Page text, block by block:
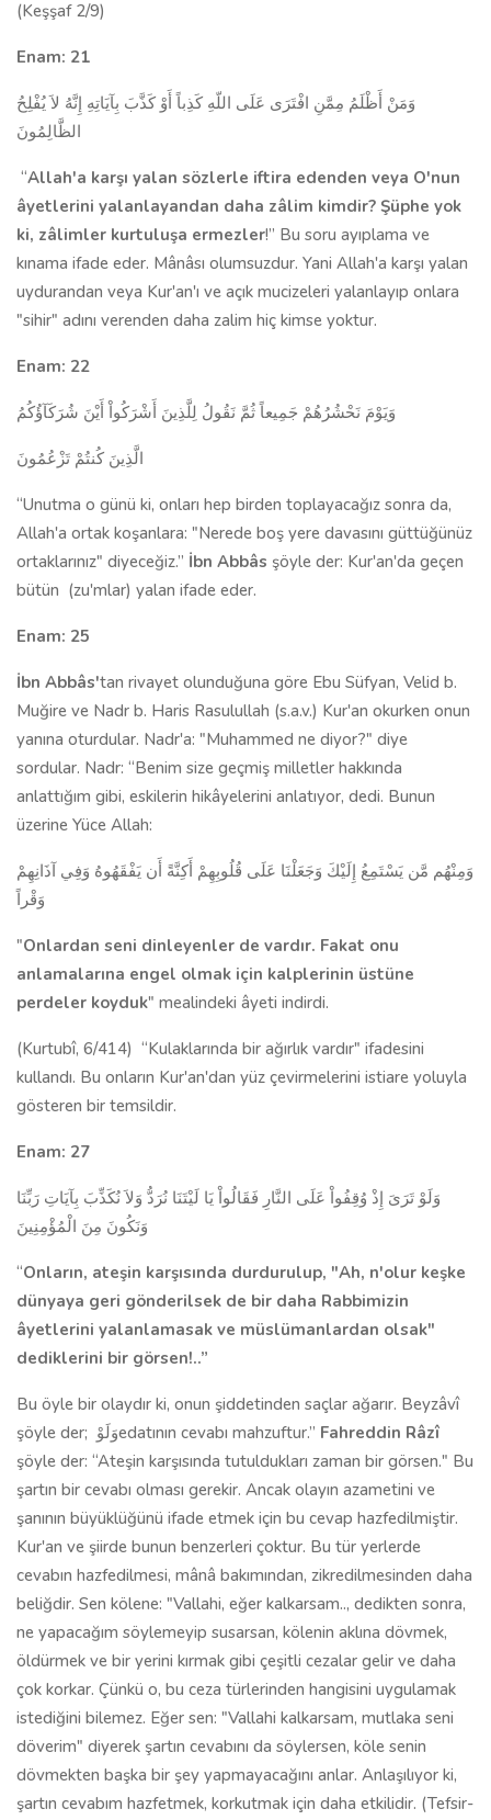
(Keşşaf 2/9)
Enam: 21
وَمَنْ أَظْلَمُ مِمَّنِ افْتَرَى عَلَى اللّهِ كَذِباً أَوْ كَذَّبَ بِآيَاتِهِ إِنَّهُ لاَ يُفْلِحُ
الظَّالِمُونَ
“Allah'a karşı yalan sözlerle iftira edenden ve­ya O'nun
âyetlerini yalanlayandan daha zâlim kimdir? Şüphe yok
ki, zâlimler kurtuluşa ermezler!” Bu soru ayıplama ve
kınama ifade eder. Mânâsı olumsuzdur. Yani Allah'a karşı yalan
uydurandan veya Kur'an'ı ve açık mucizeleri yalanlayıp onlara
"sihir" adını veren­den daha zalim hiç kimse yoktur.
Enam: 22
وَيَوْمَ نَحْشُرُهُمْ جَمِيعاً ثُمَّ نَقُولُ لِلَّذِينَ أَشْرَكُواْ أَيْنَ شُرَكَآؤُكُمُ
الَّذِينَ كُنتُمْ تَزْعُمُونَ
“Unutma o günü ki, onları hep birden toplaya­cağız sonra da,
Allah'a ortak koşanlara: "Nerede boş yere davasını güttüğünüz
ortaklarınız" diyeceğiz.” İbn Abbâs şöyle der: Kur'an'da geçen
bütün (zu'mlar) yalan ifade eder.
Enam: 25
İbn Abbâs'tan rivayet olunduğuna göre Ebu Süfyan, Velid b.
Muğire ve Nadr b. Haris Rasulullah (s.a.v.) Kur'an okurken onun
yanına oturdular. Nadr'a: "Muhammed ne diyor?" diye
sordular. Nadr: “Benim size geçmiş milletler hakkında
anlattığım gibi, eskilerin hikâyelerini anlatıyor, dedi. Bunun
üzerine Yüce Allah:
وَمِنْهُم مَّن يَسْتَمِعُ إِلَيْكَ وَجَعَلْنَا عَلَى قُلُوبِهِمْ أَكِنَّةً أَن يَفْقَهُوهُ وَفِي آذَانِهِمْ
وَقْراً
"Onlardan seni dinleyenler de vardır. Fakat onu
anlamalarına engel olmak için kalplerinin üstüne
perdeler koyduk" mealindeki âyeti indirdi.
(Kurtubî, 6/414) “Kulaklarında bir ağırlık vardır" ifadesini
kullandı. Bu onların Kur'an'dan yüz çevirmelerini istiare yoluyla
gösteren bir temsildir.
Enam: 27
وَلَوْ تَرَىَ إِذْ وُقِفُواْ عَلَى النَّارِ فَقَالُواْ يَا لَيْتَنَا نُرَدُّ وَلاَ نُكَذِّبَ بِآيَاتِ رَبِّنَا
وَنَكُونَ مِنَ الْمُؤْمِنِينَ
“Onların, ateşin karşısında durdurulup, "Ah, n'olur keşke
dünyaya geri gönderilsek de bir daha Rabbimizin
âyetlerini yalanlamasak ve müslümanlardan ol­sak"
dediklerini bir görsen!..”
Bu öyle bir olaydır ki, onun şiddetinden saçlar ağarır. Beyzâvî
şöyle der; وَلَوْedatının cevabı mahzuftur.” Fahreddin Râzî
şöyle der: “Ateşin karşısında tu­tuldukları zaman bir görsen." Bu
şartın bir cevabı olması gerekir. Ancak olayın azametini ve
şanının büyüklüğünü ifade etmek için bu cevap hazfedilmiştir.
Kur'an ve şiirde bunun benzerleri çoktur. Bu tür yerlerde
cevabın hazfedilmesi, mânâ bakımından, zikredilmesinden daha
beliğdir. Sen kö­lene: "Vallahi, eğer kalkarsam.., dedikten sonra,
ne yapacağım söylemeyip susarsan, kölenin aklına dövmek,
öldürmek ve bir yerini kırmak gibi çeşitli cezalar gelir ve daha
çok korkar. Çünkü o, bu ceza türlerinden hangisini uy­gulamak
istediğini bilemez. Eğer sen: "Vallahi kalkarsam, mutlaka seni
döverim" diyerek şartın cevabını da söylersen, köle senin
dövmekten başka bir şey yapmayacağını anlar. Anlaşılıyor ki,
şartın cevabım hazfetmek, kor­kutmak için daha etkilidir. (Tefsir-